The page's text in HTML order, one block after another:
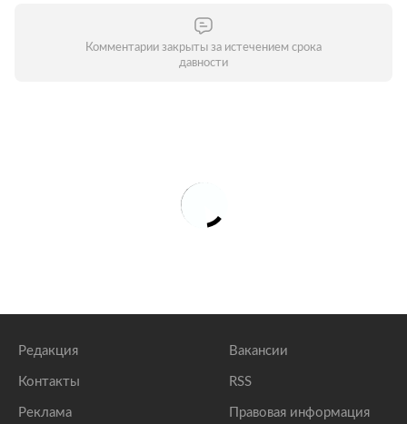
Комментарии закрыты за истечением срока
давности
Редакция
Контакты
Реклама
Вакансии
RSS
Правовая информация